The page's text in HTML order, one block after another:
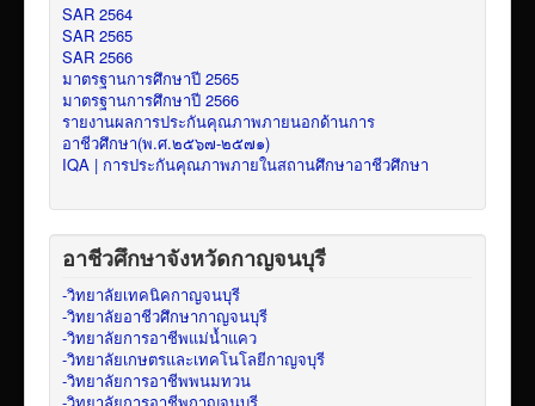
SAR 2564
SAR 2565
SAR 2566
มาตรฐานการศึกษาปี 2565
มาตรฐานการศึกษาปี 2566
รายงานผลการประกันคุณภาพภายนอกด้านการ
อาชีวศึกษา(พ.ศ.๒๕๖๗-๒๕๗๑)
IQA | การประกันคุณภาพภายในสถานศึกษาอาชีวศึกษา
อาชีวศึกษาจังหวัดกาญจนบุรี
-วิทยาลัยเทคนิคกาญจนบุรี
-วิทยาลัยอาชีวศึกษากาญจนบุรี
-วิทยาลัยการอาชีพแม่น้ำแคว
-วิทยาลัยเกษตรและเทคโนโลยีกาญจบุรี
-วิทยาลัยการอาชีพพนมทวน